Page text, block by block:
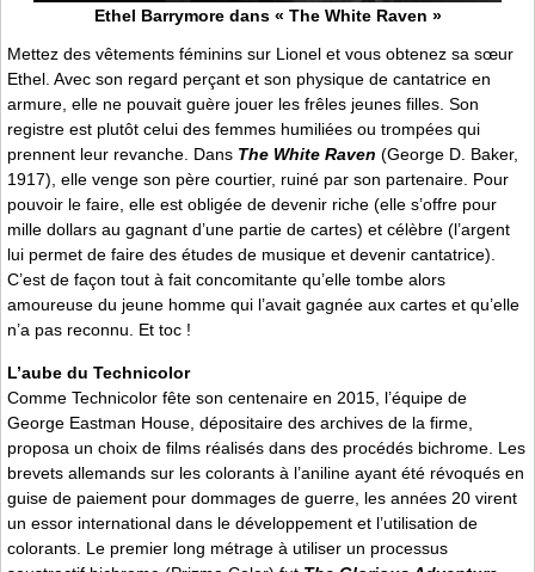
Ethel Barrymore dans « The White Raven »
Mettez des vêtements féminins sur Lionel et vous obtenez sa sœur
Ethel. Avec son regard perçant et son physique de cantatrice en
armure, elle ne pouvait guère jouer les frêles jeunes filles. Son
registre est plutôt celui des femmes humiliées ou trompées qui
prennent leur revanche. Dans The White Raven (George D. Baker,
1917), elle venge son père courtier, ruiné par son partenaire. Pour
pouvoir le faire, elle est obligée de devenir riche (elle s’offre pour
mille dollars au gagnant d’une partie de cartes) et célèbre (l’argent
lui permet de faire des études de musique et devenir cantatrice).
C’est de façon tout à fait concomitante qu’elle tombe alors
amoureuse du jeune homme qui l’avait gagnée aux cartes et qu’elle
n’a pas reconnu. Et toc !
L’aube du Technicolor
Comme Technicolor fête son centenaire en 2015, l’équipe de
George Eastman House, dépositaire des archives de la firme,
proposa un choix de films réalisés dans des procédés bichrome. Les
brevets allemands sur les colorants à l’aniline ayant été révoqués en
guise de paiement pour dommages de guerre, les années 20 virent
un essor international dans le développement et l’utilisation de
colorants. Le premier long métrage à utiliser un processus